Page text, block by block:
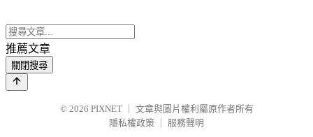
推薦文章
關閉搜尋
© 2026 PIXNET
文章與圖片權利屬原作者所有
隱私權政策
服務聲明